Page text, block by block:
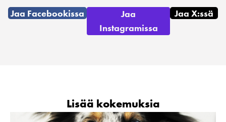
Jaa Facebookissa
Jaa
Instagramissa
Jaa X:ssä
Lisää kokemuksia